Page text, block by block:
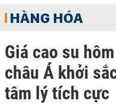
HÀNG HÓA
Giá cao su
châu Á khởi
tâm lý tích cực